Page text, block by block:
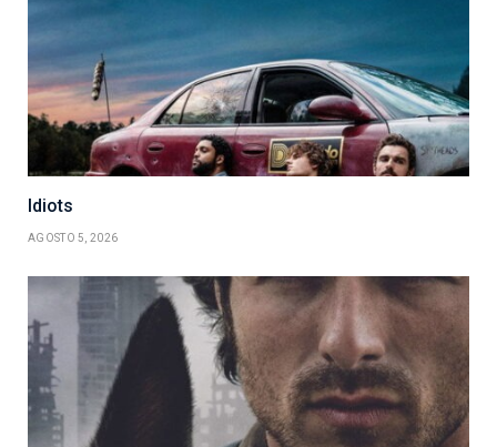
Idiots
AGOSTO 5, 2026